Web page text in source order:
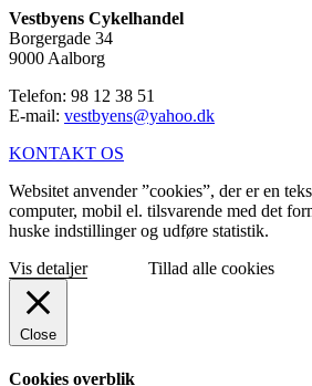
Vestbyens Cykelhandel
Borgergade 34
9000 Aalborg
Telefon: 98 12 38 51
E-mail: vestbyens@yahoo.dk
KONTAKT OS
Websitet anvender ”cookies”, der er en
computer, mobil el. tilsvarende med det
huske indstillinger og udføre statistik.
Vis detaljer
Tillad alle cookies
Close
Cookies overblik